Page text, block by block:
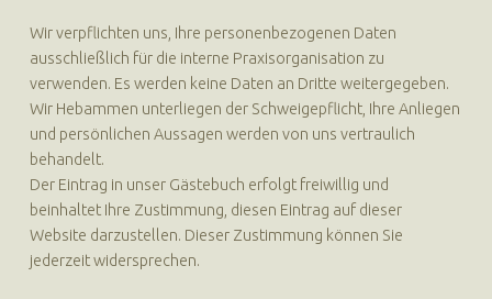
Wir verpflichten uns, Ihre personenbezogenen Daten
ausschließlich für die interne Praxisorganisation zu
verwenden. Es werden keine Daten an Dritte weitergegeben.
Wir Hebammen unterliegen der Schweigepflicht, Ihre Anliegen
und persönlichen Aussagen werden von uns vertraulich
behandelt.
Der Eintrag in unser Gästebuch erfolgt freiwillig und
beinhaltet Ihre Zustimmung, diesen Eintrag auf dieser
Website darzustellen. Dieser Zustimmung können Sie
jederzeit widersprechen.